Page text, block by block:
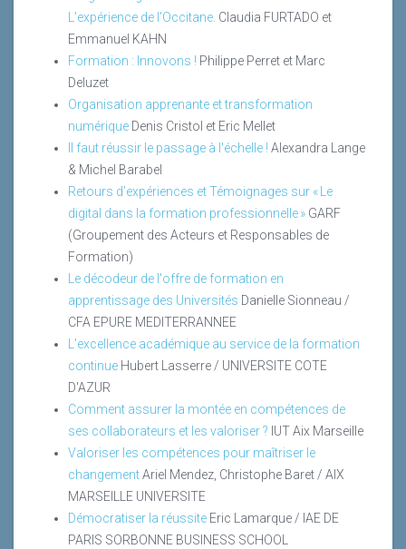
L’expérience de l’Occitane. Claudia FURTADO et
Emmanuel KAHN
Formation : Innovons ! Philippe Perret et Marc
Deluzet
Organisation apprenante et transformation
numérique Denis Cristol et Eric Mellet
Il faut réussir le passage à l'échelle ! Alexandra Lange
& Michel Barabel
Retours d’expériences et Témoignages sur « Le
digital dans la formation professionnelle » GARF
(Groupement des Acteurs et Responsables de
Formation)
Le décodeur de l'offre de formation en
apprentissage des Universités Danielle Sionneau /
CFA EPURE MEDITERRANNEE
L'excellence académique au service de la formation
continue Hubert Lasserre / UNIVERSITE COTE
D'AZUR
Comment assurer la montée en compétences de
ses collaborateurs et les valoriser ? IUT Aix Marseille
Valoriser les compétences pour maîtriser le
changementAriel Mendez, Christophe Baret / AIX
MARSEILLE UNIVERSITE
Démocratiser la réussite Eric Lamarque / IAE DE
PARIS SORBONNE BUSINESS SCHOOL